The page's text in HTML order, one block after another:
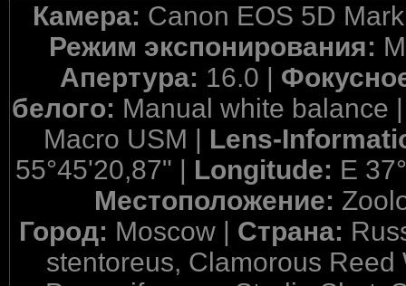
Камера: Canon EOS 5D
Режим экспонирования:
Апертура: 16.0 |
белого: Manual white balance
Macro USM | Lens-
55°45'20,87" | Longitude: E
Местоположение:
Город: Moscow | Страна:
stentoreus, Clamorous